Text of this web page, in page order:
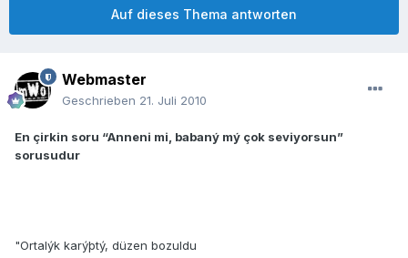
Auf dieses Thema antworten
Webmaster
Geschrieben 21. Juli 2010
En çirkin soru “Anneni mi, babaný mý çok seviyorsun”
sorusudur
"Ortalýk karýþtý, düzen bozuldu